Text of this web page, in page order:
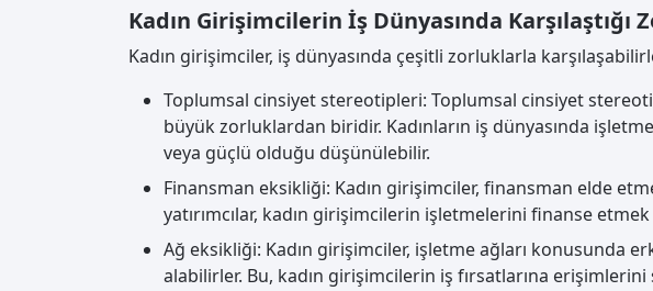
Kadın Girişimcilerin İş Dünyasında Karşılaştığı
Kadın girişimciler, iş dünyasında çeşitli zorluklarla
Toplumsal cinsiyet stereotipleri: Toplumsal cinsiyet
büyük zorluklardan biridir. Kadınların iş dünyasında
veya güçlü olduğu düşünülebilir.
Finansman eksikliği: Kadın girişimciler, finansman elde
yatırımcılar, kadın girişimcilerin işletmelerini finanse
Ağ eksikliği: Kadın girişimciler, işletme ağları konusunda
alabilirler. Bu, kadın girişimcilerin iş fırsatlarına erişimlerini